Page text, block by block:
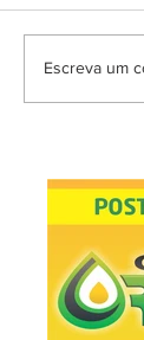
Escreva um